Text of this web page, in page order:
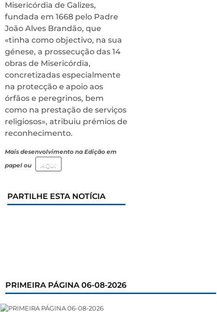
Misericórdia de Galizes,
fundada em 1668 pelo Padre
João Alves Brandão, que
«tinha como objectivo, na sua
génese, a prossecução das 14
obras de Misericórdia,
concretizadas especialmente
na protecção e apoio aos
órfãos e peregrinos, bem
como na prestação de serviços
religiosos», atribuiu prémios de
reconhecimento.
Mais desenvolvimento na Edição em
papel ou
AQUI
PARTILHE ESTA NOTÍCIA
PRIMEIRA PÁGINA 06-08-2026